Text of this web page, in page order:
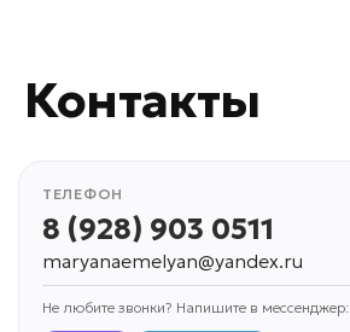
Контакты
ТЕЛЕФОН
8 (928) 903 0511
maryanaemelyan@yandex.ru
Не любите звонки? Напишите в мессенджер: